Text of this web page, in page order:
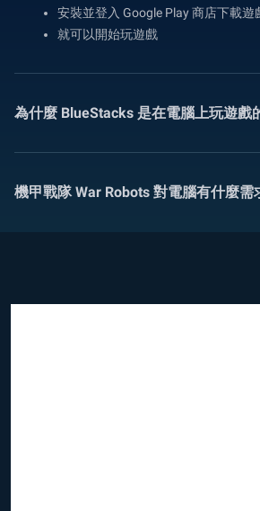
安裝並登入 Google Play 商店下載遊
就可以開始玩遊戲
為什麼 BlueStacks 是在電腦上玩遊戲
機甲戰隊 War Robots 對電腦有什麼需